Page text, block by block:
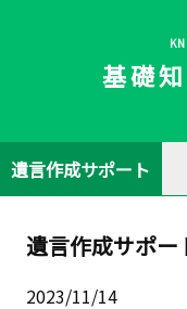
基礎
遺言作成サポート
遺言作成サポ
2023/11/14